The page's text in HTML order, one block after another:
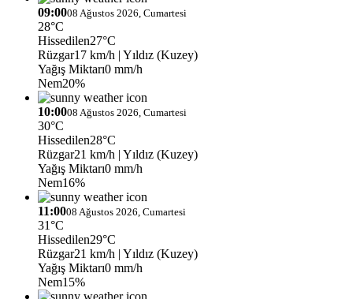
09:0008 Ağustos 2026, Cumartesi
28°C
Hissedilen27°C
Rüzgar17 km/h | Yıldız (Kuzey)
Yağış Miktarı0 mm/h
Nem20%
10:0008 Ağustos 2026, Cumartesi
30°C
Hissedilen28°C
Rüzgar21 km/h | Yıldız (Kuzey)
Yağış Miktarı0 mm/h
Nem16%
11:0008 Ağustos 2026, Cumartesi
31°C
Hissedilen29°C
Rüzgar21 km/h | Yıldız (Kuzey)
Yağış Miktarı0 mm/h
Nem15%